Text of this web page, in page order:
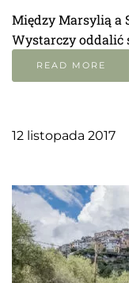
Między Marsylią a
Wystarczy
READ MORE
12 listopada 2017